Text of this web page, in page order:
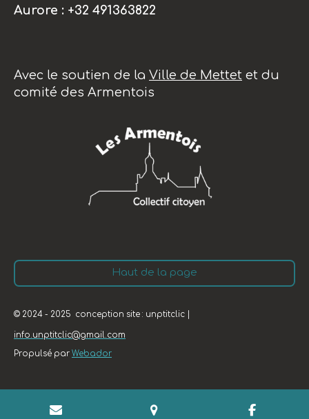
Aurore : +32 491363822
Avec le soutien de la Ville de Mettet et du
comité des Armentois
Haut de la page
© 2024 - 2025 conception site : unptitclic |
info.unptitclic@gmail.com
Propulsé par Webador